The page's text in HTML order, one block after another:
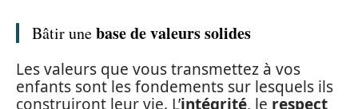
Bâtir unebase de valeurs solides
Les valeurs que vous transmettez à vos
enfants sont les fondements sur lesquels ils
construiront leur vie. L’intégrité, le respect